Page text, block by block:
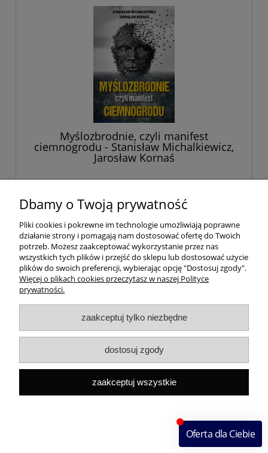
Myślozbrodnie, czyli manifest
ciemnogrodu - Stanisław Michalkiewicz,
Jarosław Kornaś
39,90 zł
do koszyka
Dbamy o Twoją prywatność
Pliki cookies i pokrewne im technologie umożliwiają poprawne
działanie strony i pomagają nam dostosować ofertę do Twoich
potrzeb. Możesz zaakceptować wykorzystanie przez nas
wszystkich tych plików i przejść do sklepu lub dostosować użycie
plików do swoich preferencji, wybierając opcję "Dostosuj zgody".
Więcej o plikach cookies przeczytasz w naszej Polityce
prywatności.
zaakceptuj tylko niezbędne
dostosuj zgody
zaakceptuj wszystkie